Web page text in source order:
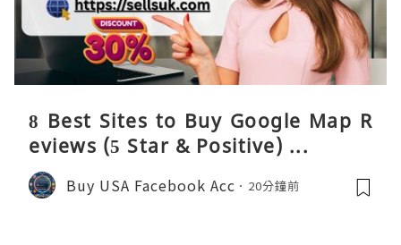
8 Best Sites to Buy Google Map R
eviews (5 Star & Positive) ...
Buy USA Facebook Acc 20分鐘前